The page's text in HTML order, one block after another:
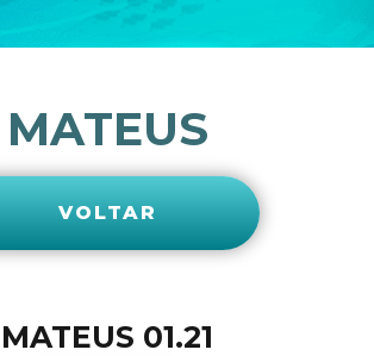
MATEUS
VOLTAR
MATEUS 01.21